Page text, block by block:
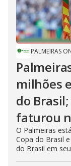
PALMEIRAS
milhões
do
faturou
O Palmeiras
Copa do Brasil
do Brasil em